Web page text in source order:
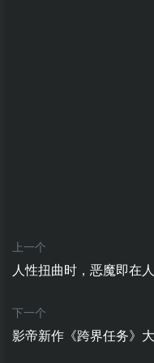
上一个
人性扭曲时，恶魔即在
下一个
影帝新作《跨界任务》